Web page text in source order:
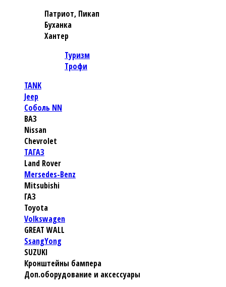
Патриот, Пикап
Буханка
Хантер
Туризм
Трофи
TANK
Jeep
Соболь NN
ВАЗ
Nissan
Chevrolet
TАГАЗ
Land Rover
Mersedes-Benz
Mitsubishi
ГАЗ
Toyota
Volkswagen
GREAT WALL
SsangYong
SUZUKI
Кронштейны бампера
Доп.оборудование и аксессуары